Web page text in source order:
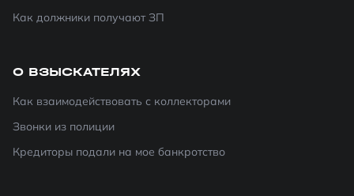
Как должники получают ЗП
О ВЗЫСКАТЕЛЯХ
Как взаимодействовать с коллекторами
Звонки из полиции
Кредиторы подали на мое банкротство